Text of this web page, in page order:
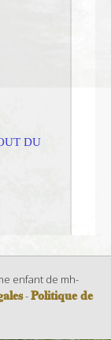
enfant de mh-
-Politique de